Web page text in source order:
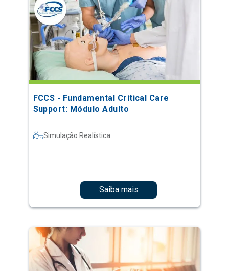
FCCS - Fundamental Critical Care
Support: Módulo Adulto
Simulação Realística
Saiba mais